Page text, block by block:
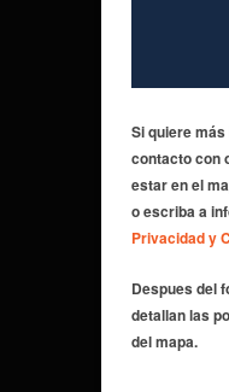
Si quiere
contacto con
estar en el
o escriba a
Privacidad y
Despues del
detallan las
del mapa.